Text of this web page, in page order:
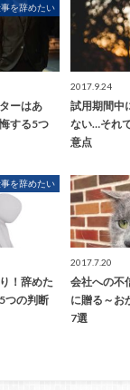
を辞めたい
ーはあ
する5つ
2017.9.24
試用期間中
ない…それ
意点
を辞めたい
！辞めた
つの判断
2017.7.20
会社への不
に贈る～お
7選